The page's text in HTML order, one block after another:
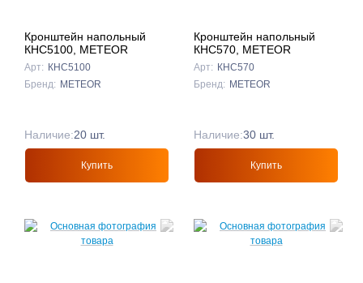
Кронштейн напольный
КНС5100, METEOR
Арт: КНС5100
Бренд: METEOR
Наличие:20 шт.
Купить
Кронштейн напольный
КНС570, METEOR
Арт: КНС570
Бренд: METEOR
Наличие:30 шт.
Купить